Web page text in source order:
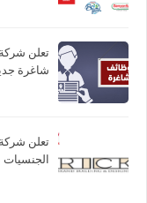
تعلن
شاغرة جديدة
تعلن
الجنسيات